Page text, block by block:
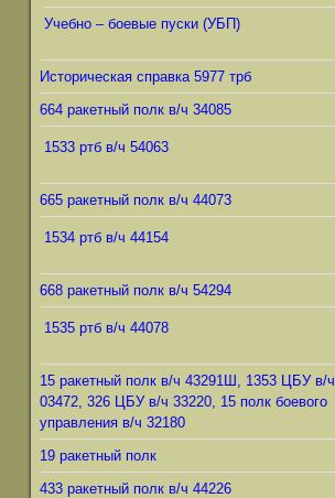
Учебно – боевые пуски (УБП)
Историческая справка 5977 трб
664 ракетный полк в/ч 34085
1533 ртб в/ч 54063
665 ракетный полк в/ч 44073
1534 ртб в/ч 44154
668 ракетный полк в/ч 54294
1535 ртб в/ч 44078
15 ракетный полк в/ч 43291Ш, 1353 ЦБУ в/ч
03472, 326 ЦБУ в/ч 33220, 15 полк боевого
управления в/ч 32180
19 ракетный полк
433 ракетный полк в/ч 44226